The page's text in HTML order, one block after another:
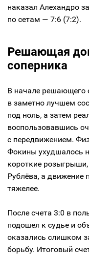
наказал Алехандро
по сетам — 7:6 (7:2).
Решающая
соперника
В начале решающего
в заметно лучшем
под ноль, а затем
воспользовавшись
с передвижением.
Фокины ухудшалось
короткие
Рублёва, а движение
тяжелее.
После счета 3:0 в
подошел к судье и
оказались слишком
борьбу. Итоговый